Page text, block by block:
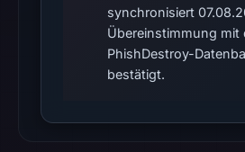
snapshot
from
Aug
6,
at
synchronisiert
Übereinstimmung mit
PhishDestroy-
bestätigt.